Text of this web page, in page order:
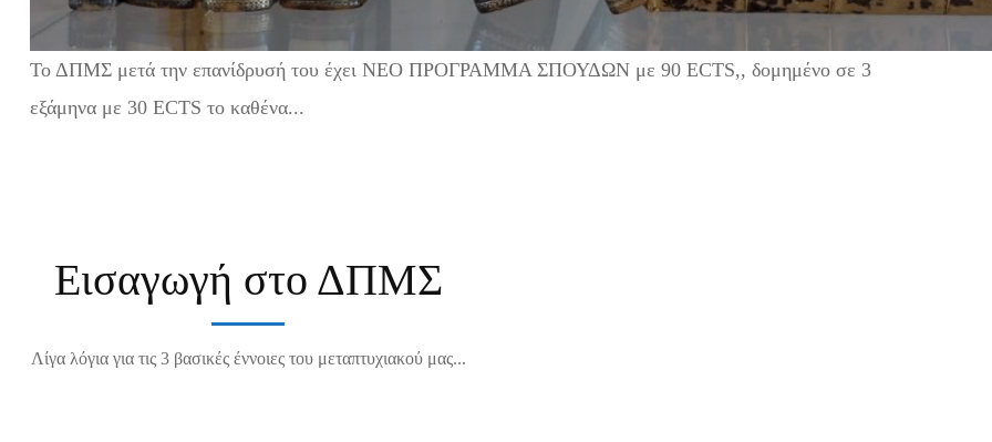
Το ΔΠΜΣ μετά την επανίδρυσή του έχει ΝΕΟ ΠΡΟΓΡΑΜΜΑ ΣΠΟΥΔΩΝ με 90 ECTS,, δομημένο σε 3
εξάμηνα με 30 ECTS το καθένα...
Εισαγωγή στο ΔΠΜΣ
Λίγα λόγια για τις 3 βασικές έννοιες του μεταπτυχιακού μας...